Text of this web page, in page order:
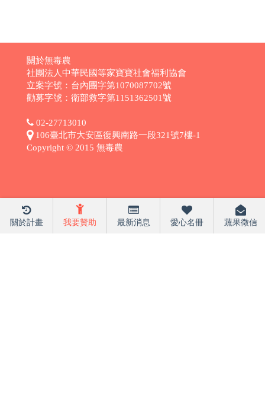
關於計畫 我要贊助 最新消息 愛心名冊 蔬果徵信
關於無毒農
社團法人中華民國等家寶寶社會福利協會
立案字號：台內團字第1070087702號
勸募字號：衛部救字第1151362501號
02-27713010
106臺北市大安區復興南路一段321號7樓-1
Copyright © 2015 無毒農